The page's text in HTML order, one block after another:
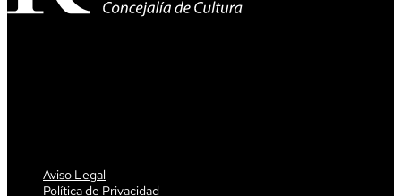
Aviso Legal
Política de Privacidad